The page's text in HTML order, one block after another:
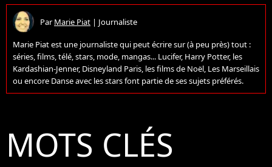
ParMarie Piat | Journaliste
Marie Piat est une journaliste qui peut écrire sur (à peu près) tout :
séries, films, télé, stars, mode, mangas... Lucifer, Harry Potter, les
Kardashian-Jenner, Disneyland Paris, les films de Noël, Les Marseillais
ou encore Danse avec les stars font partie de ses sujets préférés.
MOTS CLÉS